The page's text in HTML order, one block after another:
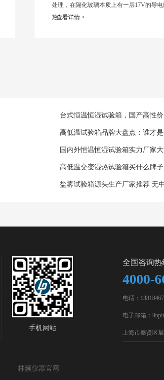
处理，在隔化玻璃本质上有一层17V的导电
热...查看详情 >
台式恒温恒湿试验箱，国产高性
高低温试验箱品牌大盘点：谁才
国内外恒温恒湿试验箱实力厂家
高低温交变湿热试验箱买什么牌
盐雾试验箱源头生产厂家推荐 无
手机网站
林频仪器官网
全国咨询热
4000-
电话：
电子邮箱：
上海市奉贤区